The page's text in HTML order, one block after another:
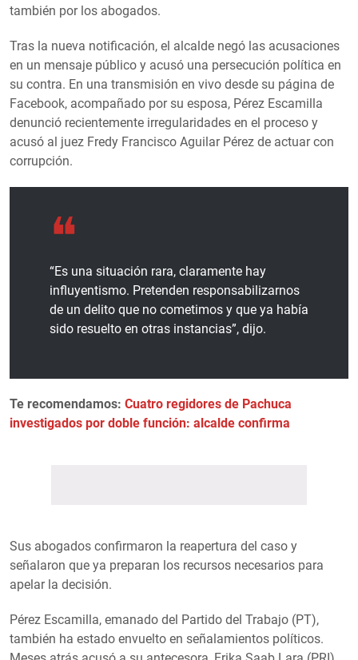
también por los abogados.
Tras la nueva notificación, el alcalde negó las acusaciones
en un mensaje público y acusó una persecución política en
su contra. En una transmisión en vivo desde su página de
Facebook, acompañado por su esposa, Pérez Escamilla
denunció recientemente irregularidades en el proceso y
acusó al juez Fredy Francisco Aguilar Pérez de actuar con
corrupción.
“Es una situación rara, claramente hay
influyentismo. Pretenden responsabilizarnos
de un delito que no cometimos y que ya había
sido resuelto en otras instancias”, dijo.
Te recomendamos: Cuatro regidores de Pachuca
investigados por doble función: alcalde confirma
Sus abogados confirmaron la reapertura del caso y
señalaron que ya preparan los recursos necesarios para
apelar la decisión.
Pérez Escamilla, emanado del Partido del Trabajo (PT),
también ha estado envuelto en señalamientos políticos.